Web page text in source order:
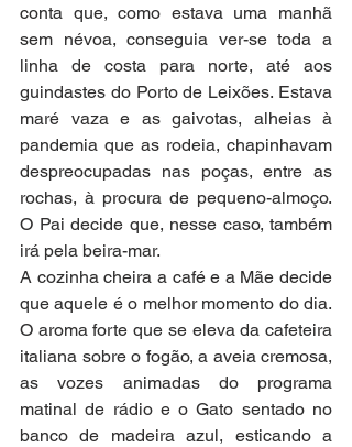
conta que, como estava uma manhã
sem névoa, conseguia ver-se toda a
linha de costa para norte, até aos
guindastes do Porto de Leixões. Estava
maré vaza e as gaivotas, alheias à
pandemia que as rodeia, chapinhavam
despreocupadas nas poças, entre as
rochas, à procura de pequeno-almoço.
O Pai decide que, nesse caso, também
irá pela beira-mar.
A cozinha cheira a café e a Mãe decide
que aquele é o melhor momento do dia.
O aroma forte que se eleva da cafeteira
italiana sobre o fogão, a aveia cremosa,
as vozes animadas do programa
matinal de rádio e o Gato sentado no
banco de madeira azul, esticando a